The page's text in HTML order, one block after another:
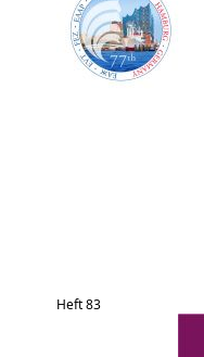
Heft 83